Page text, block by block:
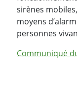
sirènes
moyens
personnes
Communiqué